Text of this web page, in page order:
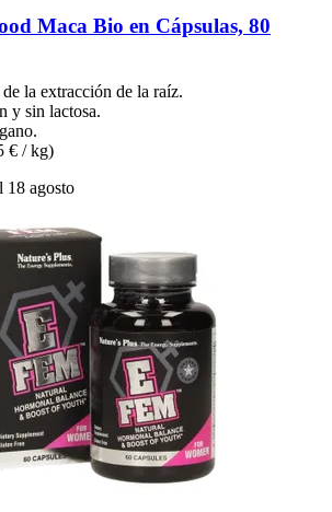
Maca Bio en Cápsulas, 80
la extracción de la raíz.
y sin lactosa.
€ / kg)
18 agosto